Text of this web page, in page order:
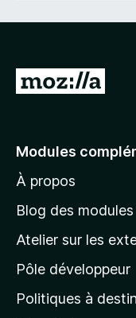
A
e
à
l
p
a
g
Modules
À propos
Blog des
Atelier sur les
Pôle développeur
Politiques à